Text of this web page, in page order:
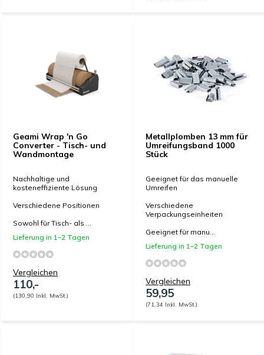
Geami Wrap 'n Go
Converter - Tisch- und
Wandmontage
Nachhaltige und
kosteneffiziente Lösung
Verschiedene Positionen
Sowohl für Tisch- als ...
Lieferung in 1–2 Tagen
Vergleichen
110,-
(130,90 Inkl. MwSt.)
Metallplomben 13 mm für
Umreifungsband 1000
Stück
Geeignet für das manuelle
Umreifen
Verschiedene
Verpackungseinheiten
Geeignet für manu...
Lieferung in 1–2 Tagen
Vergleichen
59,95
(71,34 Inkl. MwSt.)